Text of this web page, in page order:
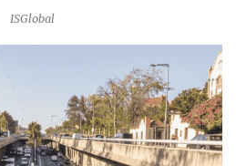
ISGlobal